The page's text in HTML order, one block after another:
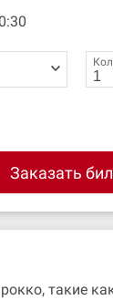
Заказать
такие